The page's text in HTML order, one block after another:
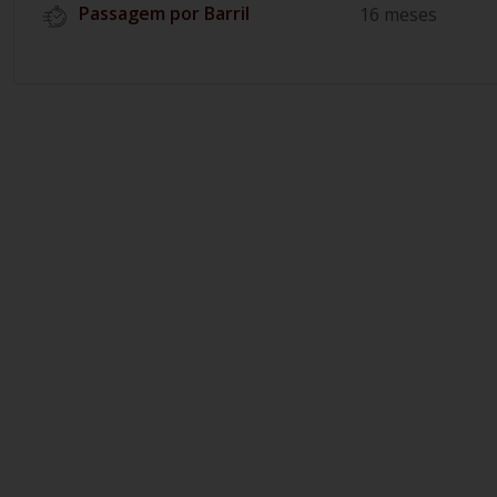
Passagem por Barril
16 meses